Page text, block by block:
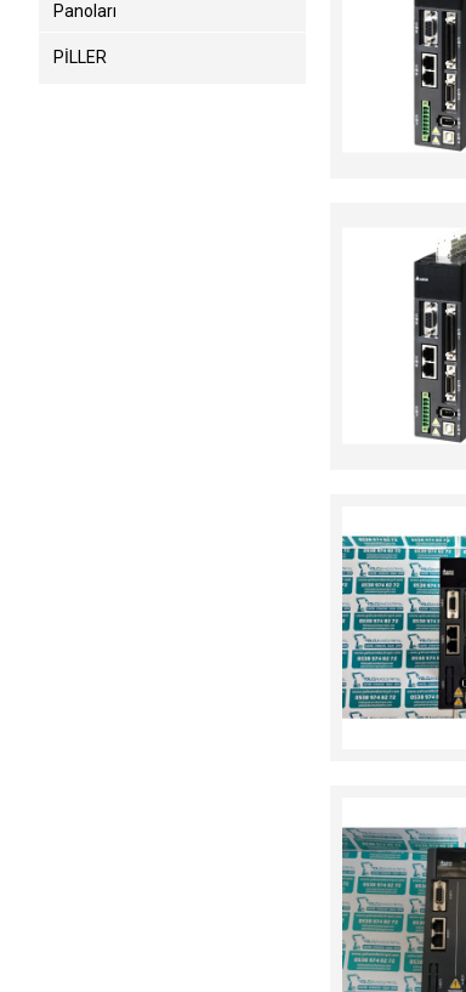
Panoları
PİLLER